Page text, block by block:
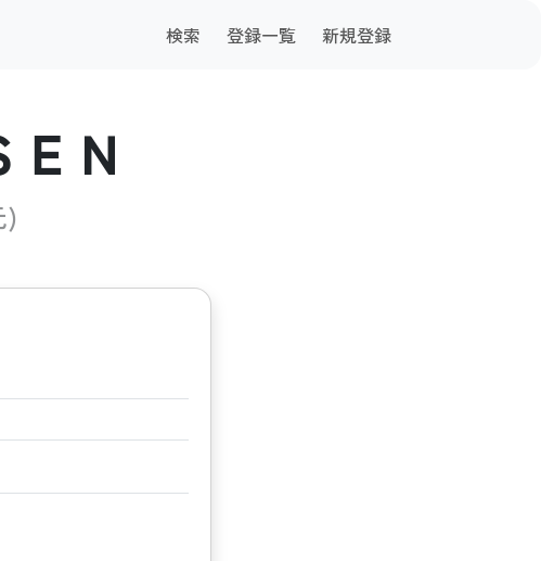
検索 登録一覧 新規登録
Ｎ